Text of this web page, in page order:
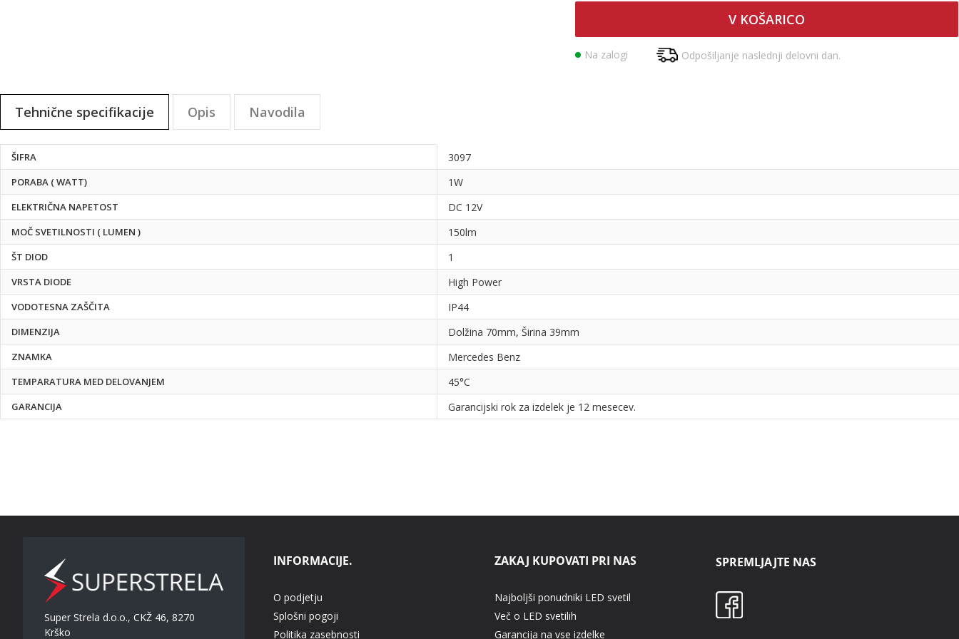
V KOŠARICO
Na zalogi Odpošiljanje naslednji delovni dan.
Tehnične specifikacije
Tehnične
specifikacije
ŠIFRA 3097
PORABA ( WATT) 1W
ELEKTRIČNA NAPETOST DC 12V
MOČ SVETILNOSTI ( LUMEN ) 150lm
ŠT DIOD 1
VRSTA DIODE High Power
VODOTESNA ZAŠČITA IP44
DIMENZIJA Dolžina 70mm, Širina 39mm
ZNAMKA Mercedes Benz
TEMPARATURA MED DELOVANJEM 45°C
GARANCIJA Garancijski rok za izdelek je 12 mesecev.
Opis Navodila
Super Strela d.o.o., CKŽ 46, 8270
Krško
INFORMACIJE.
O podjetju
Splošni pogoji
Politika zasebnosti
ZAKAJ KUPOVATI PRI NAS
Najboljši ponudniki LED svetil
Več o LED svetilih
Garancija na vse izdelke
SPREMLJAJTE NAS